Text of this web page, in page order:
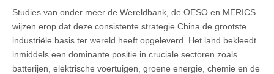
Studies van onder meer de Wereldbank, de OESO en MERICS
wijzen erop dat deze consistente strategie China de grootste
industriële basis ter wereld heeft opgeleverd. Het land bekleedt
inmiddels een dominante positie in cruciale sectoren zoals
batterijen, elektrische voertuigen, groene energie, chemie en de